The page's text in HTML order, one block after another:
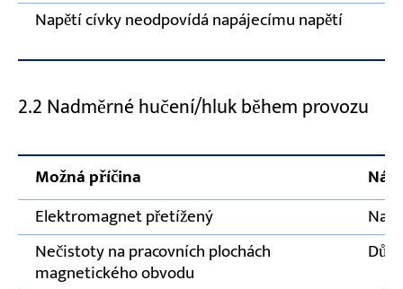
Napětí cívky neodpovídá napájecímu napětí
2.2 Nadměrné hučení/hluk během provozu
Možná příčina
Elektromagnet přetížený
Nečistoty na pracovních plochách
magnetického obvodu